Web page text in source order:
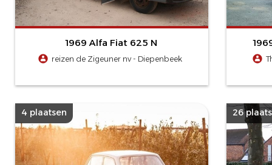
1969 Alfa Fiat 625 N
reizen de Zigeuner nv - Diepenbeek
4 plaatsen 26